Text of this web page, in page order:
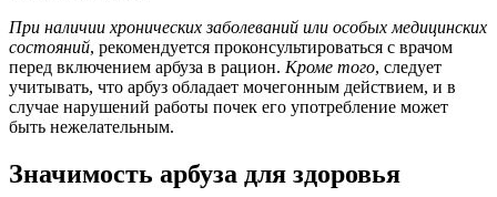
При наличии хронических заболеваний или особых медицинских
состояний, рекомендуется проконсультироваться с врачом
перед включением арбуза в рацион. Кроме того, следует
учитывать, что арбуз обладает мочегонным действием, и в
случае нарушений работы почек его употребление может
быть нежелательным.
Значимость арбуза для здоровья